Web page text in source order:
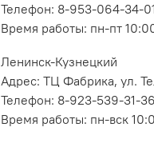
Телефон: 8-953-064-34-
Время работы: пн-пт
Ленинск-Кузнецкий
Адрес: ТЦ Фабрика, ул.
Телефон: 8-923-539-31-
Время работы: пн-вск